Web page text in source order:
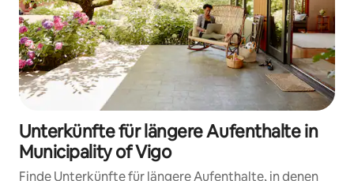
Unterkünfte für längere Aufenthalte in
Municipality of Vigo
Finde Unterkünfte für längere Aufenthalte, in denen